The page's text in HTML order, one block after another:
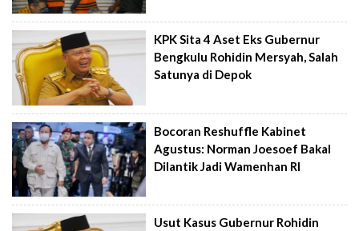
KPK Sita 4 Aset Eks Gubernur
Bengkulu Rohidin Mersyah, Salah
Satunya di Depok
Bocoran Reshuffle Kabinet
Agustus: Norman Joesoef Bakal
Dilantik Jadi Wamenhan RI
Usut Kasus Gubernur Rohidin